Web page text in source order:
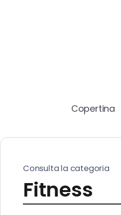
Copertina
Consulta la categoria
Fitness